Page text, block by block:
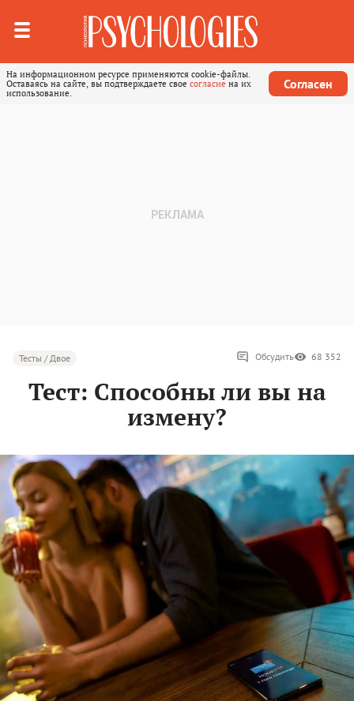
На информационном ресурсе применяются cookie-файлы.
Оставаясь на сайте, вы подтверждаете свое согласие на их
использование.
Согласен
Тесты / Двое Обсудить 68 352
Тест: Способны ли вы на
измену?